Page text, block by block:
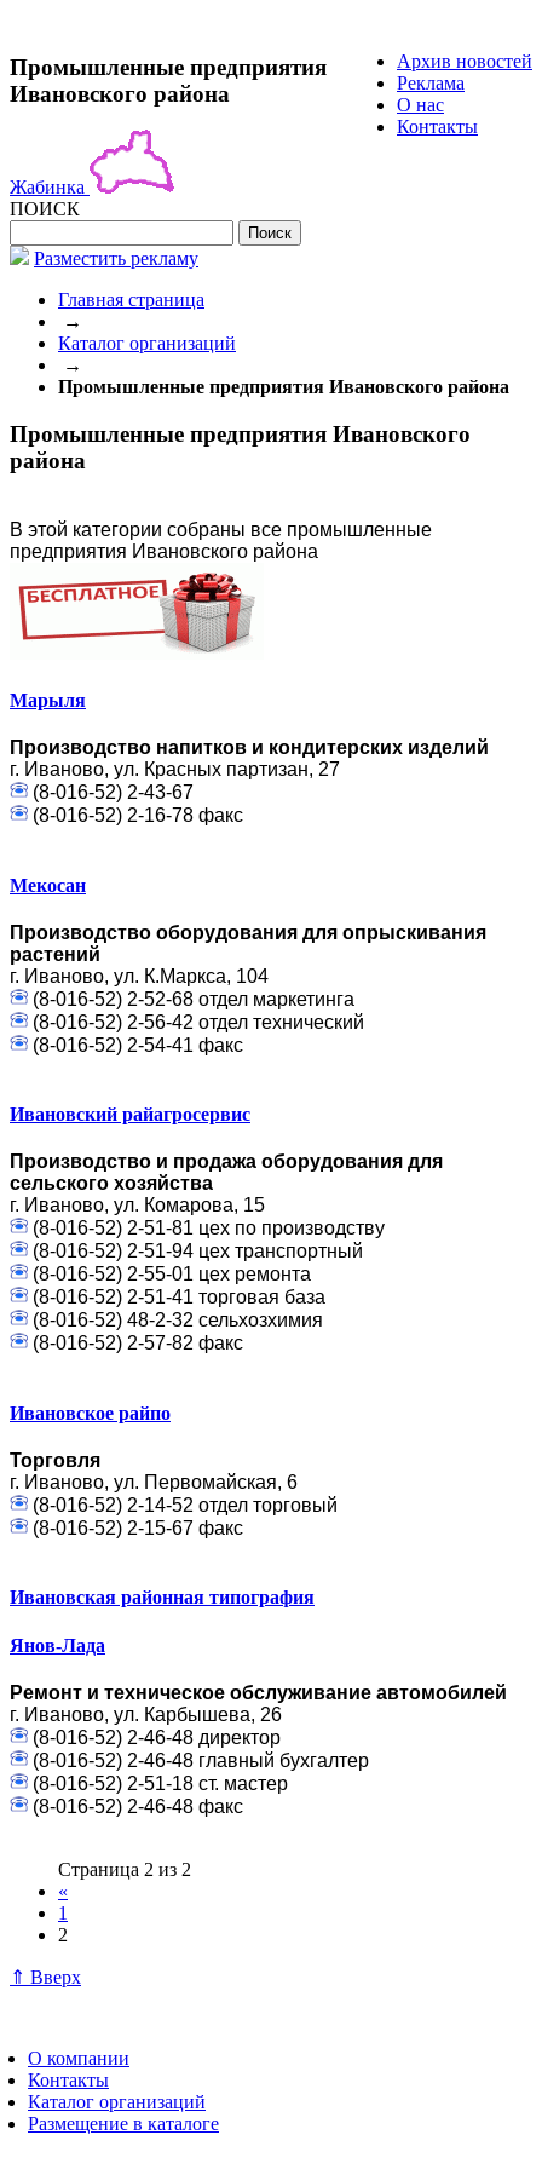
Архив новостей
Реклама
О нас
Контакты
Промышленные предприятия
Ивановского района
Жабинка
ПОИСК
Разместить рекламу
Главная страница
→
Каталог организаций
→
Промышленные предприятия Ивановского района
Промышленные предприятия Ивановского
района
В этой категории собраны все промышленные
предприятия Ивановского района
Марыля
Производство напитков и кондитерских изделий
г. Иваново, ул. Красных партизан, 27
(8-016-52) 2-43-67
(8-016-52) 2-16-78 факс
Мекосан
Производство оборудования для опрыскивания
растений
г. Иваново, ул. К.Маркса, 104
(8-016-52) 2-52-68 отдел маркетинга
(8-016-52) 2-56-42 отдел технический
(8-016-52) 2-54-41 факс
Ивановский райагросервис
Производство и продажа оборудования для
сельского хозяйства
г. Иваново, ул. Комарова, 15
(8-016-52) 2-51-81 цех по производству
(8-016-52) 2-51-94 цех транспортный
(8-016-52) 2-55-01 цех ремонта
(8-016-52) 2-51-41 торговая база
(8-016-52) 48-2-32 сельхозхимия
(8-016-52) 2-57-82 факс
Ивановское райпо
Торговля
г. Иваново, ул. Первомайская, 6
(8-016-52) 2-14-52 отдел торговый
(8-016-52) 2-15-67 факс
Ивановская районная типография
Янов-Лада
Ремонт и техническое обслуживание автомобилей
г. Иваново, ул. Карбышева, 26
(8-016-52) 2-46-48 директор
(8-016-52) 2-46-48 главный бухгалтер
(8-016-52) 2-51-18 ст. мастер
(8-016-52) 2-46-48 факс
Страница 2 из 2
«
1
2
⇑ Вверх
О компании
Контакты
Каталог организаций
Размещение в каталоге